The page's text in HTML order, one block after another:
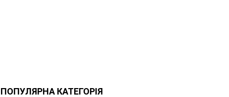
ПОПУЛЯРНА КАТЕГОРІЯ